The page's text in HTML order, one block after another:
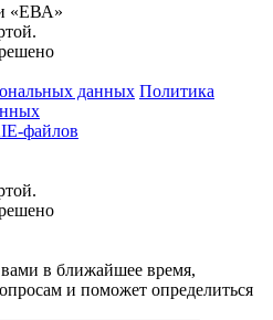
«ЕВА»
данных Политика
файлов
в ближайшее время,
и поможет определиться